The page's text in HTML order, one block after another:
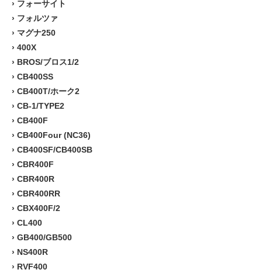
› フォーサイト
› フォルツァ
› マグナ250
› 400X
› BROS/ブロス1/2
› CB400SS
› CB400T/ホーク2
› CB-1/TYPE2
› CB400F
› CB400Four (NC36)
› CB400SF/CB400SB
› CBR400F
› CBR400R
› CBR400RR
› CBX400F/2
› CL400
› GB400/GB500
› NS400R
› RVF400